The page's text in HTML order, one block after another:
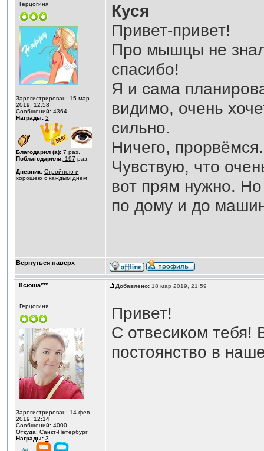
Герцогиня
Зарегистрирован: 15 мар
2019, 12:58
Сообщений: 4364
Награды: 3
Благодарил (а):7 раз.
Поблагодарили:197 раз.
Дневник: Стройнею и
хорошею с каждым днем
Куся
Привет-привет!
Про мышцы не
спасибо!
Я и сама
видимо, очень
сильно.
Ничего,
Чувствую, что
вот прям нужно. Но
по дому и до
Вернуться наверх
Ксюша*** Добавлено:18 мар 2019, 21:59
Герцогиня
Зарегистрирован: 14 фев
2019, 12:14
Сообщений: 4000
Откуда: Санкт-Петербург
Награды: 3
Привет!
С отвесиком тебя!
постоянство в